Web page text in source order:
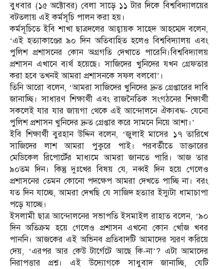
বুধবার (১৫ অক্টোবর) বেলা সাড়ে ১১ টার দিকে বিশ্ববিদ্যালয়ের
বটতলায় এই কর্মসূচি পালন করা হয়।
কর্মসূচিতে ইবি শাখা ছাত্রদলের আহ্বায়ক সাহেদ আহম্মেদ বলেন,
‘এই হত্যাকাণ্ডের ৯০ দিন অতিবাহিত হলেও বিশ্ববিদ্যালয় এবং
পুলিশ প্রশাসনের কোন অগ্রগতি দেখাতে পারেনি।বিশ্ববিদ্যালয়
প্রশাসন এখানে ব্যর্থ হয়েছে। সাজিদের খুনিদের যখন গ্রেফতার
করা হবে তখনই আমরা প্রশাসনকে সফল বলবো’।
তিনি আরো বলেন, ‘আমরা সাজিদের খুনিদের দ্রুত গ্রেপ্তারের দাবি
জানাচ্ছি। সাধারণ শিক্ষার্থী এবং রাজনৈতিক সংগঠনের শিক্ষার্থী
সকলেই যার যার জায়গা থেকে এই আন্দোলনে ঐক্যবদ্ধ- যেনো
পুলিশ প্রশাসন খুনিদের দ্রুত গ্রেপ্তার করে সামনে নিয়ে আশা।’
ইবি শিক্ষার্থী বুরহান উদ্দিন বলেন, ‘জুলাই মাসের ১৭ তারিখে
সাজিদের লাশ আমরা পুকুরে পাই। পরবর্তীতে ডাক্তারের
মেডিকেল রিপোর্টের মাধ্যমে আমরা জানতে পারি। আজ তার
৯০তম দিন। কিন্তু দুঃখের বিষয় যে, নব্বই দিন হয়ে গেলেও
প্রশাসনের তেমন কোনো পদক্ষেপ আমরা দেখতে পাচ্ছি না। বরং
যত দিন যাচ্ছে, আমরা দেখছি যে সাজিদ হত্যার ইস্যুটা ধামাচাপা
পড়ে যাচ্ছে।
ইসলামী ছাত্র আন্দোলনের সভাপতি ইসমাইল রাহাত বলেন, ‘৯০
দিন অতিক্রম হয়ে গেলেও প্রশাসন এখনো কোন খোঁজ খবর
পাননি। আজকের এই অভিনব প্রতিবাদটি আমাদের স্মরণ করিয়ে
দেয়, ‘এরপর আর কেউ টার্গেটে আছে কি-না’? এটা আমাদের
নিরাপত্তার প্রশ্ন। এই উদ্যোগকে সাধুবাদ জানাচ্ছি, যেটি